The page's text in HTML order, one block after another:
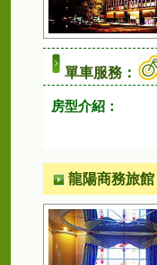
單車服務：
房型介紹：
龍陽商務旅館